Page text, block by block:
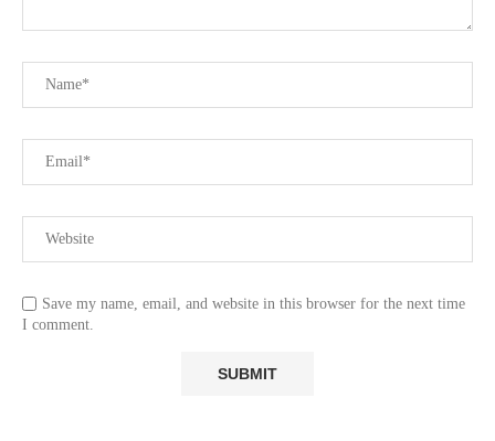
Save my name, email, and website in this browser for the next time
I comment.